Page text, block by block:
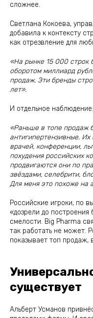
сложнее.
Светлана Кокоева,
добавила к контексту
как отрезвление для
«На рынке 15 000 строк
оборотом миллиард
продаж. Эти бренды
лет».
И отдельное наблюдение:
«Раньше в топе продаж
антигипертензивные. Их
врачей, конференции,
похудения российских
продвигаются они по
звёздами, селебрити,
Для меня это похоже на
Российские игроки, по
«дозрели до
смелости. Big Pharma
так работать не может.
показывает топ продаж,
существует
Альберт Усманов